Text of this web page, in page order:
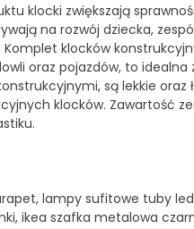
klocki zwiększają
na rozwój dziecka,
klocków
oraz pojazdów, to idealna
są lekkie oraz
klocków. Zawartość
lampy sufitowe tuby
ikea szafka metalowa